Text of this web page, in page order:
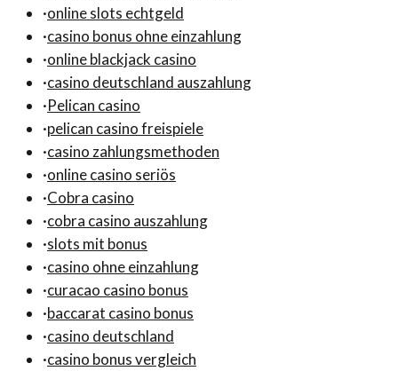
·online slots echtgeld
·casino bonus ohne einzahlung
·online blackjack casino
·casino deutschland auszahlung
·Pelican casino
·pelican casino freispiele
·casino zahlungsmethoden
·online casino seriös
·Cobra casino
·cobra casino auszahlung
·slots mit bonus
·casino ohne einzahlung
·curacao casino bonus
·baccarat casino bonus
·casino deutschland
·casino bonus vergleich